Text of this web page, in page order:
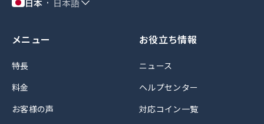
メニュー
特長
料金
お客様の声
お役立ち情報
ニュース
ヘルプセンター
対応コイン一覧